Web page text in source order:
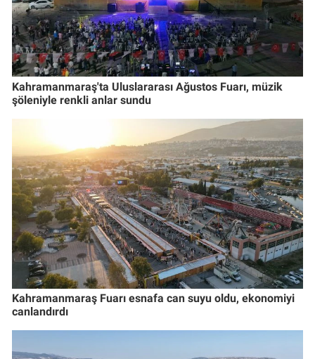
Kahramanmaraş'ta Uluslararası Ağustos Fuarı, müzik
şöleniyle renkli anlar sundu
Kahramanmaraş Fuarı esnafa can suyu oldu, ekonomiyi
canlandırdı